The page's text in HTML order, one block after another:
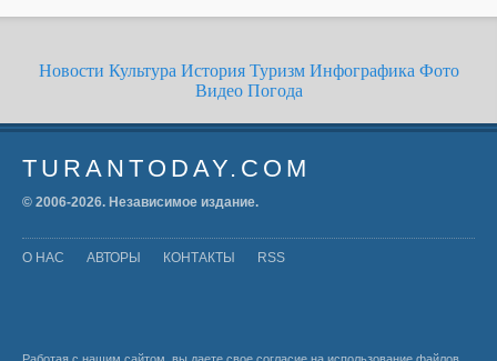
Новости Культура История Туризм Инфографика Фото
Видео Погода
TURANTODAY.COM
© 2006-2026. Независимое издание.
О НАС АВТОРЫ КОНТАКТЫ RSS